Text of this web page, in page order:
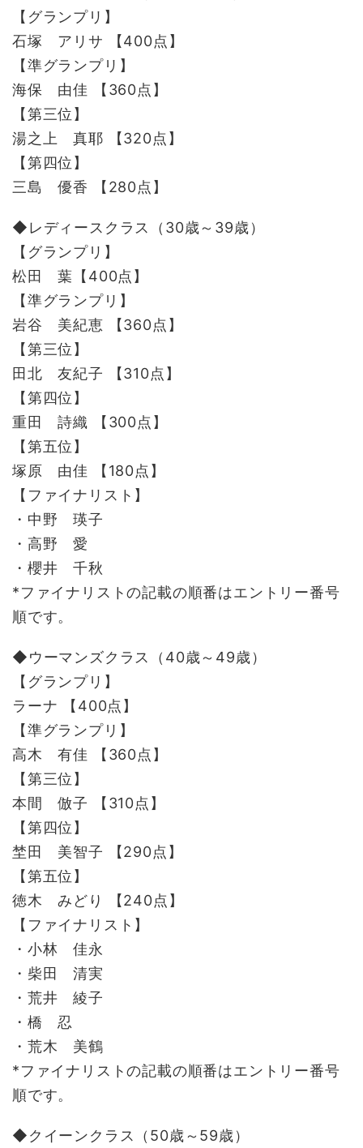
【グランプリ】
石塚 アリサ 【400点】
【準グランプリ】
海保 由佳 【360点】
【第三位】
湯之上 真耶 【320点】
【第四位】
三島 優香 【280点】
◆レディースクラス（30歳～39歳）
【グランプリ】
松田 葉【400点】
【準グランプリ】
岩谷 美紀恵 【360点】
【第三位】
田北 友紀子 【310点】
【第四位】
重田 詩織 【300点】
【第五位】
塚原 由佳 【180点】
【ファイナリスト】
・中野 瑛子
・高野 愛
・櫻井 千秋
*ファイナリストの記載の順番はエントリー番号
順です。
◆ウーマンズクラス（40歳～49歳）
【グランプリ】
ラーナ 【400点】
【準グランプリ】
高木 有佳 【360点】
【第三位】
本間 倣子 【310点】
【第四位】
埜田 美智子 【290点】
【第五位】
徳木 みどり 【240点】
【ファイナリスト】
・小林 佳永
・柴田 清実
・荒井 綾子
・橋 忍
・荒木 美鶴
*ファイナリストの記載の順番はエントリー番号
順です。
◆クイーンクラス（50歳～59歳）